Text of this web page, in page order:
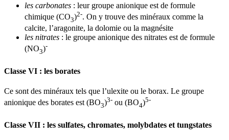
les carbonates : leur groupe anionique est de formule
chimique (CO3)2-. On y trouve des minéraux comme la
calcite, l’aragonite, la dolomie ou la magnésite
les nitrates : le groupe anionique des nitrates est de formule
(NO3)-
Classe VI : les borates
Ce sont des minéraux tels que l’ulexite ou le borax. Le groupe
anionique des borates est (BO3)3- ou (BO4)5-
Classe VII : les sulfates, chromates, molybdates et tungstates